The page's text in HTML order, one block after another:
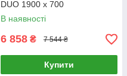
DUO 1900 х 700
В наявності
6 858 ₴ 7 544 ₴
Купити